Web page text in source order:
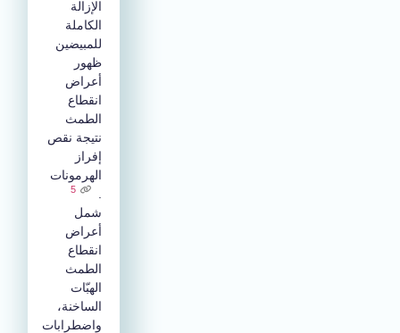
الإزالة
الكاملة
للمبيضين
ظهور
أعراض
انقطاع
الطمث
نتيجة نقص
الهرمونات
شمل
أعراض
انقطاع
الطمث
الهبّات
الساخنة،
واضطرابات